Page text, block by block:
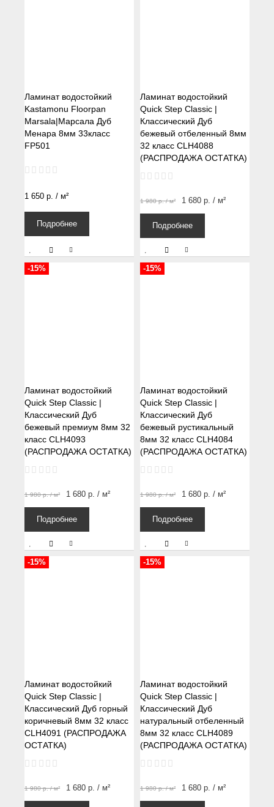
Ламинат водостойкий
Kastamonu Floorpan
Marsala|Марсала Дуб
Менара 8мм 33класс
FP501
1 650 р. / м²
Подробнее
Ламинат водостойкий
Quick Step Classic |
Классический Дуб
бежевый отбеленный 8мм
32 класс CLH4088
(РАСПРОДАЖА ОСТАТКА)
1 980р./ м² 1 680 р. / м²
Подробнее
Ламинат водостойкий
Quick Step Classic |
Классический Дуб
бежевый премиум 8мм 32
класс CLH4093
(РАСПРОДАЖА ОСТАТКА)
1 980р./ м² 1 680 р. / м²
Подробнее
-15%
Ламинат водостойкий
Quick Step Classic |
Классический Дуб
бежевый рустикальный
8мм 32 класс CLH4084
(РАСПРОДАЖА ОСТАТКА)
1 980р./ м² 1 680 р. / м²
Подробнее
-15%
Ламинат водостойкий
Quick Step Classic |
Классический Дуб горный
коричневый 8мм 32 класс
CLH4091 (РАСПРОДАЖА
ОСТАТКА)
1 980р./ м² 1 680 р. / м²
-15%
Ламинат водостойкий
Quick Step Classic |
Классический Дуб
натуральный отбеленный
8мм 32 класс CLH4089
(РАСПРОДАЖА ОСТАТКА)
1 980р./ м² 1 680 р. / м²
-15%